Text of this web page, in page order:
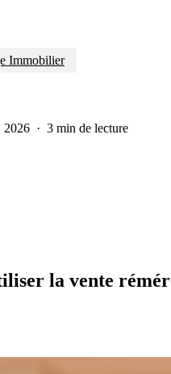
Immobilier
2026 3 min de lecture
la vente